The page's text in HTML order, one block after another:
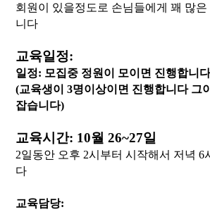
회원이 있을정도로 손님들에게 꽤 많
니다
교육일정:
일정: 모집중 정원이 모이면 진행합니다
(교육생이 3명이상이면 진행합니다 그
잡습니다)
교육시간: 10월 26~27일
2일동안 오후 2시부터 시작해서 저녁 6
다
교육담당: